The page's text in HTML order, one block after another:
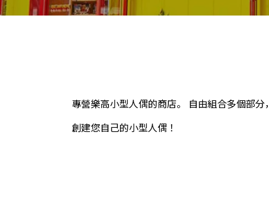
專營樂高小型人偶的商店。 自由組合多個部分，
創建您自己的小型人偶！